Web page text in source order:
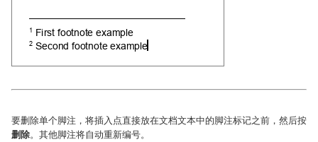
要删除单个脚注，将插入点直接放在文档文本中的脚注标记之前，然后按
删除。其他脚注将自动重新编号。